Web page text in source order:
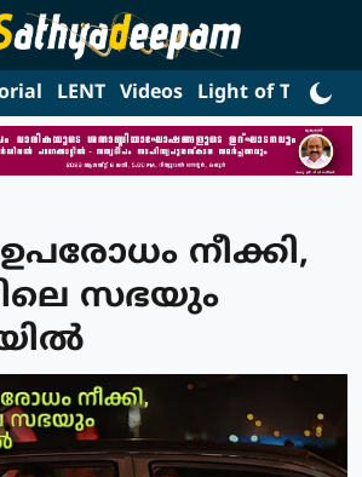
LENT Videos Light of Truth
നീക്കി,
സഭയും